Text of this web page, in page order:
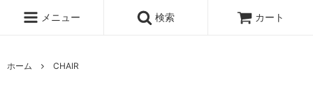
メニュー 検索 カート
ホーム CHAIR